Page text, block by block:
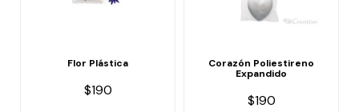
Flor Plástica
$190
Corazón Poliestireno
Expandido
$190